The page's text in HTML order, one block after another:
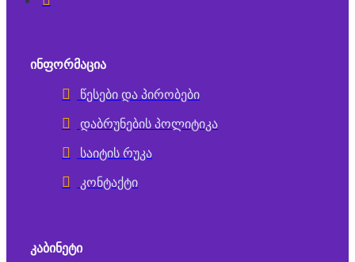
ᲘᲜᲤᲝᲠᲛᲐᲪᲘᲐ
წესები და პირობები
დაბრუნების პოლიტიკა
საიტის რუკა
კონტაქტი
ᲙᲐᲑᲘᲜᲔᲢᲘ